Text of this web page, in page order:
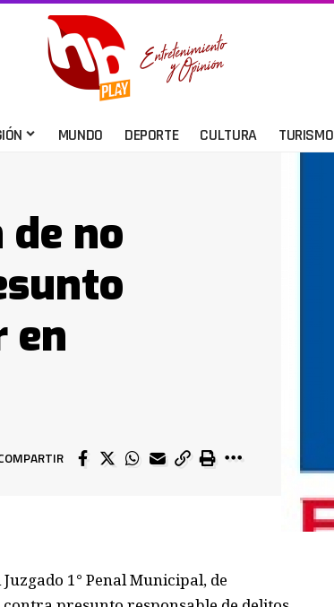
MUNDO DEPORTE CULTURA TURISMO
de no
en
1° Penal Municipal, de